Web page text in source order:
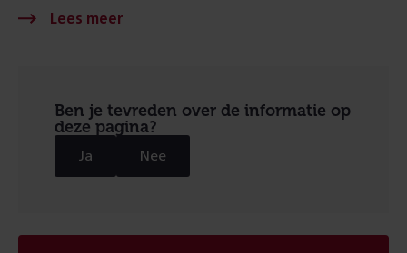
Ben je tevreden over de informatie op
deze pagina?
Ja Nee